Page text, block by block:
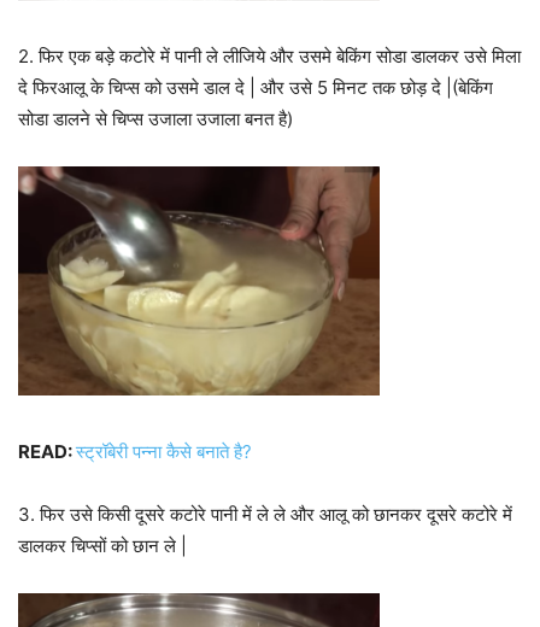
2. फिर एक बड़े कटोरे में पानी ले लीजिये और उसमे बेकिंग सोडा डालकर उसे मिला
दे फिरआलू के चिप्स को उसमे डाल दे | और उसे 5 मिनट तक छोड़ दे |(बेकिंग
सोडा डालने से चिप्स उजाला उजाला बनत है)
READ:स्ट्रॉबेरी पन्ना कैसे बनाते है?
3. फिर उसे किसी दूसरे कटोरे पानी में ले ले और आलू को छानकर दूसरे कटोरे में
डालकर चिप्सों को छान ले |